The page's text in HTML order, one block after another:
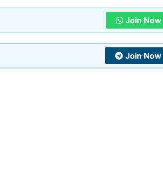
Join Now
Join Now